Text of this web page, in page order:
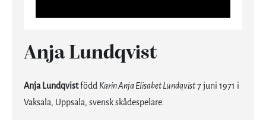
Anja Lundqvist
Anja Lundqvistfödd Karin Anja Elisabet Lundqvist7 juni 1971 i
Vaksala, Uppsala, svensk skådespelare.